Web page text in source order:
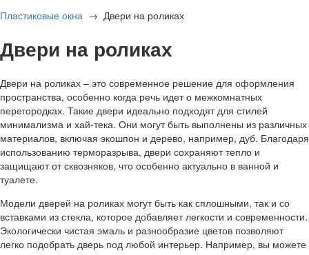
Пластиковые окна → Двери на роликах
Двери на роликах
Двери на роликах – это современное решение для оформления
пространства, особенно когда речь идет о межкомнатных
перегородках. Такие двери идеально подходят для стилей
минимализма и хай-тека. Они могут быть выполнены из различных
материалов, включая экошпон и дерево, например, дуб. Благодаря
использованию терморазрыва, двери сохраняют тепло и
защищают от сквозняков, что особенно актуально в ванной и
туалете.
Модели дверей на роликах могут быть как сплошными, так и со
вставками из стекла, которое добавляет легкости и современности.
Экологически чистая эмаль и разнообразие цветов позволяют
легко подобрать дверь под любой интерьер. Например, вы можете